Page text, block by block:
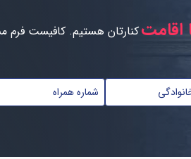
اقامتکنارتان هستیم. کافیست فرم
تابعیت